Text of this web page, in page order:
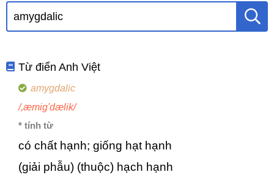
Từ điển Anh Việt
amygdalic
/,æmig'dælik/
* tính từ
có chất hạnh; giống hạt hạnh
(giải phẫu) (thuộc) hạch hạnh